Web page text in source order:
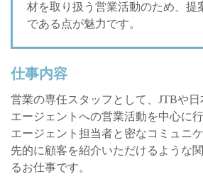
材を取り扱う営業活動のため、提
である点が魅力です。
仕事内容
営業の専任スタッフとして、JTBや
エージェントへの営業活動を中心に
エージェント担当者と密なコミュニ
先的に顧客を紹介いただけるような
るお仕事です。